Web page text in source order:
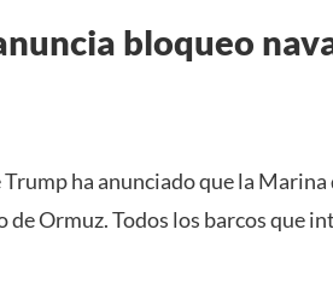
bloqueo
ha anunciado que la
de Ormuz. Todos los barcos que